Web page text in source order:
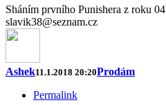
Sháním prvního Punishera z roku 04
slavik38@seznam.cz
Ashek11.1.2018 20:20Prodám
Permalink